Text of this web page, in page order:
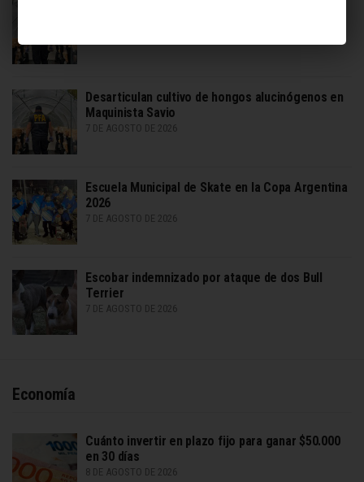
Desarticulan cultivo de hongos alucinógenos en
Maquinista Savio
7 DE AGOSTO DE 2026
Escuela Municipal de Skate en la Copa Argentina
2026
7 DE AGOSTO DE 2026
Escobar indemnizado por ataque de dos Bull
Terrier
7 DE AGOSTO DE 2026
Economía
Cuánto invertir en plazo fijo para ganar $50.000
en 30 días
8 DE AGOSTO DE 2026